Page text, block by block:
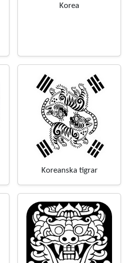
Korea
Koreanska tigrar